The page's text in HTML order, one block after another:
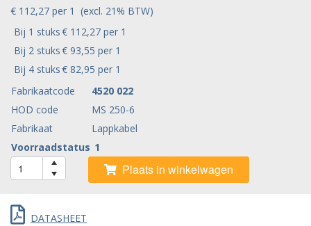
€ 112,27 per 1 (excl. 21% BTW)
Bij 1 stuks€ 112,27 per 1
Bij 2 stuks€ 93,55 per 1
Bij 4 stuks€ 82,95 per 1
Fabrikaatcode
4520 022
HOD code
MS 250-6
Fabrikaat
Lappkabel
Voorraadstatus 1
Plaats in winkelwagen
DATASHEET